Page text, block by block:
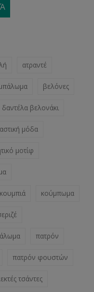
ατραντέ
βελόνες
δαντέλα βελονάκι
μόδα
μοτίφ
κουμπιά κούμπωμα
πατρόν
πατρόν φουστών
τσάντες